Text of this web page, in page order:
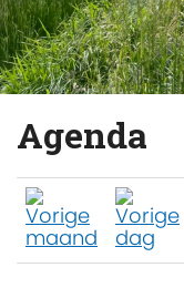
Agenda